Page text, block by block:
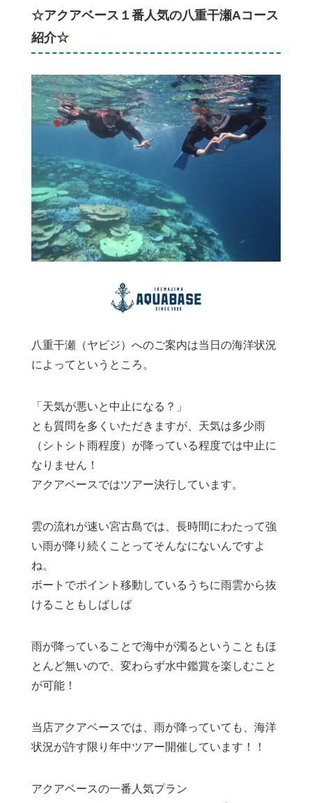
☆アクアベース１番人気の八重干瀬Aコース
紹介☆
八重干瀬（ヤビジ）へのご案内は当日の海洋状況
によってというところ。
「天気が悪いと中止になる？」
とも質問を多くいただきますが、天気は多少雨
（シトシト雨程度）が降っている程度では中止に
なりません！
アクアベースではツアー決行しています。
雲の流れが速い宮古島では、長時間にわたって強
い雨が降り続くことってそんなにないんですよ
ね。
ボートでポイント移動しているうちに雨雲から抜
けることもしばしば
雨が降っていることで海中が濁るということもほ
とんど無いので、変わらず水中鑑賞を楽しむこと
が可能！
当店アクアベースでは、雨が降っていても、海洋
状況が許す限り年中ツアー開催しています！！
アクアベースの一番人気プラン